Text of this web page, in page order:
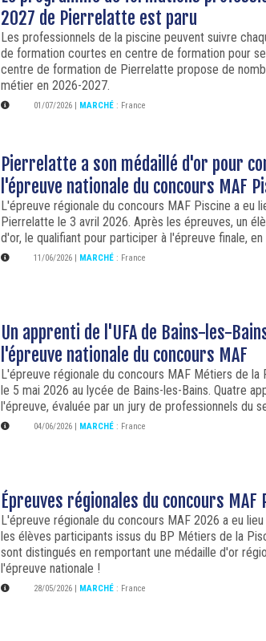
2027 de Pierrelatte est paru
Les professionnels de la piscine peuvent suivre
de formation courtes en centre de formation pour
centre de formation de Pierrelatte propose de
métier en 2026-2027.
01/07/2026 MARCHÉ : France
Pierrelatte a son médaillé d'or pour
l'épreuve nationale du concours MAF
L'épreuve régionale du concours MAF Piscine a eu
Pierrelatte le 3 avril 2026. Après les épreuves, un
d'or, le qualifiant pour participer à l'épreuve finale, en
11/06/2026 MARCHÉ : France
Un apprenti de l'UFA de Bains-les-
l'épreuve nationale du concours MAF
L'épreuve régionale du concours MAF Métiers de
le 5 mai 2026 au lycée de Bains-les-Bains. Quatre
l'épreuve, évaluée par un jury de professionnels du
04/06/2026 MARCHÉ : France
Épreuves régionales du concours MAF
L'épreuve régionale du concours MAF 2026 a eu
les élèves participants issus du BP Métiers de la
sont distingués en remportant une médaille d'or
l'épreuve nationale !
28/05/2026 MARCHÉ : France